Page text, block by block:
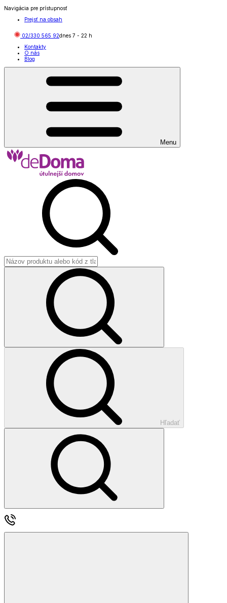
Navigácia pre prístupnosť
Prejsť na obsah
02/330 565 92dnes 7 - 22 h
Kontakty
O nás
Blog
Menu
Hľadať